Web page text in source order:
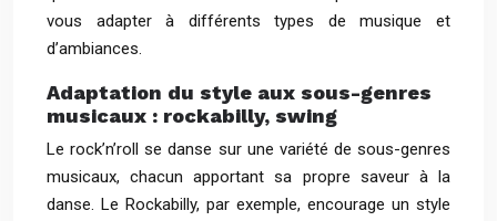
vous adapter à différents types de musique et
d’ambiances.
Adaptation du style aux sous-genres
musicaux : rockabilly, swing
Le rock’n’roll se danse sur une variété de sous-genres
musicaux, chacun apportant sa propre saveur à la
danse. Le Rockabilly, par exemple, encourage un style